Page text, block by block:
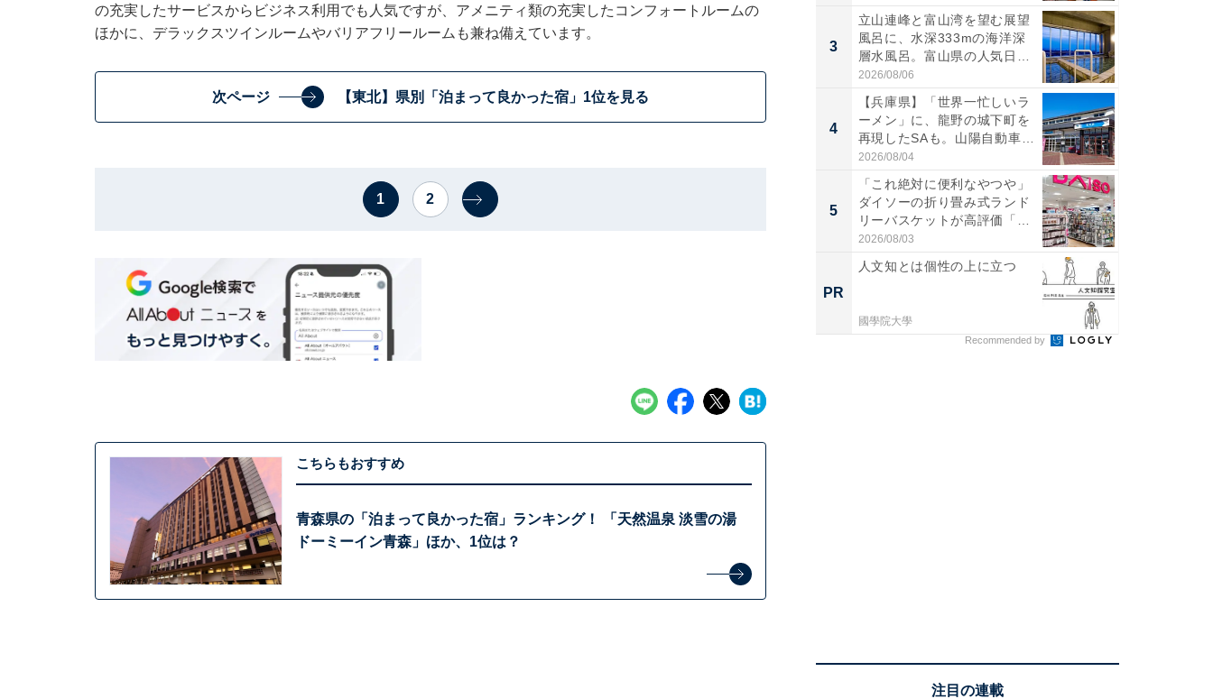
の充実したサービスからビジネス利用でも人気ですが、アメニティ類の充実したコンフォートルームの
ほかに、デラックスツインルームやバリアフリールームも兼ね備えています。
次ページ 【東北】県別「泊まって良かった宿」1位を見る
1 2
こちらもおすすめ
青森県の「泊まって良かった宿」ランキング！ 「天然温泉 淡雪の湯
ドーミーイン青森」ほか、1位は？
3
立山連峰と富山湾を望む展望
風呂に、水深333mの海洋深
層水風呂。富山県の人気日
帰...
2026/08/06
4
【兵庫県】「世界一忙しいラ
ーメン」に、龍野の城下町を
再現したSAも。山陽自動車
道...
2026/08/04
5
「これ絶対に便利なやつや」
ダイソーの折り畳み式ランド
リーバスケットが高評価「使
わ...
2026/08/03
PR
人文知とは個性の上に立つ
國學院大學
Recommended by
注目の連載